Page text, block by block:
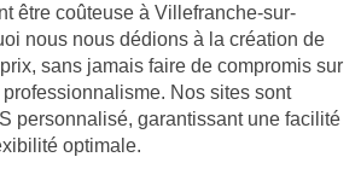
être coûteuse à Villefranche-sur-
nous nous dédions à la création de
sans jamais faire de compromis sur
professionnalisme. Nos sites sont
personnalisé, garantissant une facilité
optimale.